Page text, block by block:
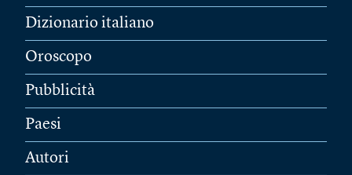
Dizionario italiano
Oroscopo
Pubblicità
Paesi
Autori